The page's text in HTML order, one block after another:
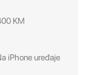
KM
iPhone uređaje